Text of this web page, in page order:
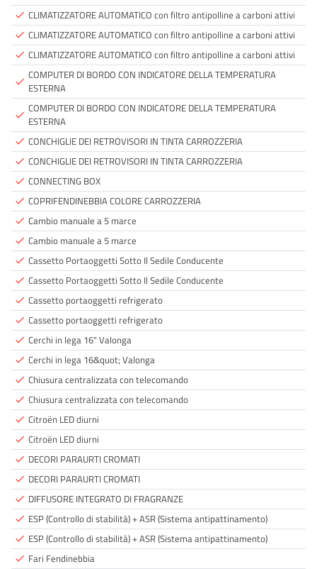
done CLIMATIZZATORE AUTOMATICO con filtro antipolline a carboni attivi
done CLIMATIZZATORE AUTOMATICO con filtro antipolline a carboni attivi
done CLIMATIZZATORE AUTOMATICO con filtro antipolline a carboni attivi
done
COMPUTER DI BORDO CON INDICATORE DELLA TEMPERATURA
ESTERNA
done
COMPUTER DI BORDO CON INDICATORE DELLA TEMPERATURA
ESTERNA
done CONCHIGLIE DEI RETROVISORI IN TINTA CARROZZERIA
done CONCHIGLIE DEI RETROVISORI IN TINTA CARROZZERIA
done CONNECTING BOX
done COPRIFENDINEBBIA COLORE CARROZZERIA
done Cambio manuale a 5 marce
done Cambio manuale a 5 marce
done Cassetto Portaoggetti Sotto Il Sedile Conducente
done Cassetto Portaoggetti Sotto Il Sedile Conducente
done Cassetto portaoggetti refrigerato
done Cassetto portaoggetti refrigerato
done Cerchi in lega 16" Valonga
done Cerchi in lega 16&quot; Valonga
done Chiusura centralizzata con telecomando
done Chiusura centralizzata con telecomando
done Citroën LED diurni
done Citroën LED diurni
done DECORI PARAURTI CROMATI
done DECORI PARAURTI CROMATI
done DIFFUSORE INTEGRATO DI FRAGRANZE
done ESP (Controllo di stabilità) + ASR (Sistema antipattinamento)
done ESP (Controllo di stabilità) + ASR (Sistema antipattinamento)
done Fari Fendinebbia